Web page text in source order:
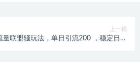
上一篇
联盟骚玩法，单日引流200 ，稳定日入